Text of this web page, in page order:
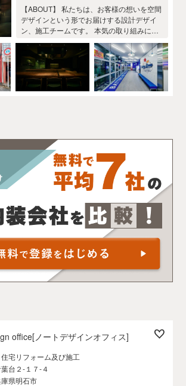
により、完成度の高い設計・デザイン・施
工を実現します。
【ABOUT】 私たちは、お客様の想いを空間
デザインという形でお届けする設計デザイ
ン、施工チームです。 本気の取り組みに本
気で答えます。 初出店、これから店舗を考
えておられる”想い”のあるお客様とともに成
長し続けます。 【STRONG】 お客様の思い
を行き違いなく、しっかり形にするために
弊社では設計、デザインと施工の二部間を
自社で運営しております。 提案・設計デザ
飲食店の内装は特に得意としております。
事業計画・オペレーション・ブランディン
グなどもご相談頂けます。 【CONCEPT】
お客様が選ばれる各物件の雰囲気をとらえ
ながら、時代の流れを取り入れ、 新旧が相
互に干渉し合い、それぞれが影響し合う事
により、完成度の高い設計・デザイン・施
工を実現します。
office[ノートデザインオフィス]
宅リフォーム及び施工
台２-１７-４
県明石市